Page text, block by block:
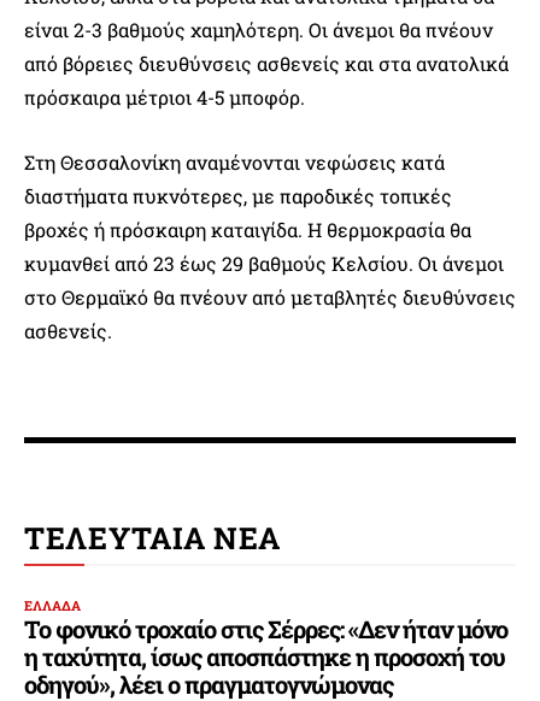
είναι 2-3 βαθμούς χαμηλότερη. Οι άνεμοι θα πνέουν
από βόρειες διευθύνσεις ασθενείς και στα ανατολικά
πρόσκαιρα μέτριοι 4-5 μποφόρ.
Στη Θεσσαλονίκη αναμένονται νεφώσεις κατά
διαστήματα πυκνότερες, με παροδικές τοπικές
βροχές ή πρόσκαιρη καταιγίδα. Η θερμοκρασία θα
κυμανθεί από 23 έως 29 βαθμούς Κελσίου. Οι άνεμοι
στο Θερμαϊκό θα πνέουν από μεταβλητές διευθύνσεις
ασθενείς.
ΤΕΛΕΥΤΑΙΑ ΝΕΑ
ΕΛΛΑΔΑ
Το φονικό τροχαίο στις Σέρρες: «Δεν ήταν μόνο
η ταχύτητα, ίσως αποσπάστηκε η προσοχή του
οδηγού», λέει ο πραγματογνώμονας